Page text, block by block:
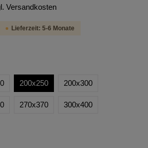
Versandkosten
Lieferzeit: 5-6 Monate
200x250 200x300
270x370 300x400